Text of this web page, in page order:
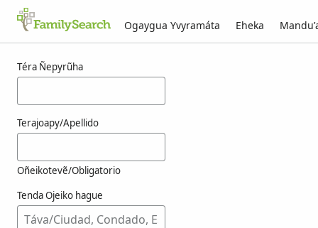
Ogaygua Yvyramáta Eheka
Téra Ñepyrũha
Terajoapy/Apellido
Oñeikotevẽ/Obligatorio
Tenda Ojeiko hague